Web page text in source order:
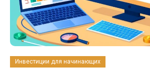
Инвестиции для начинающих